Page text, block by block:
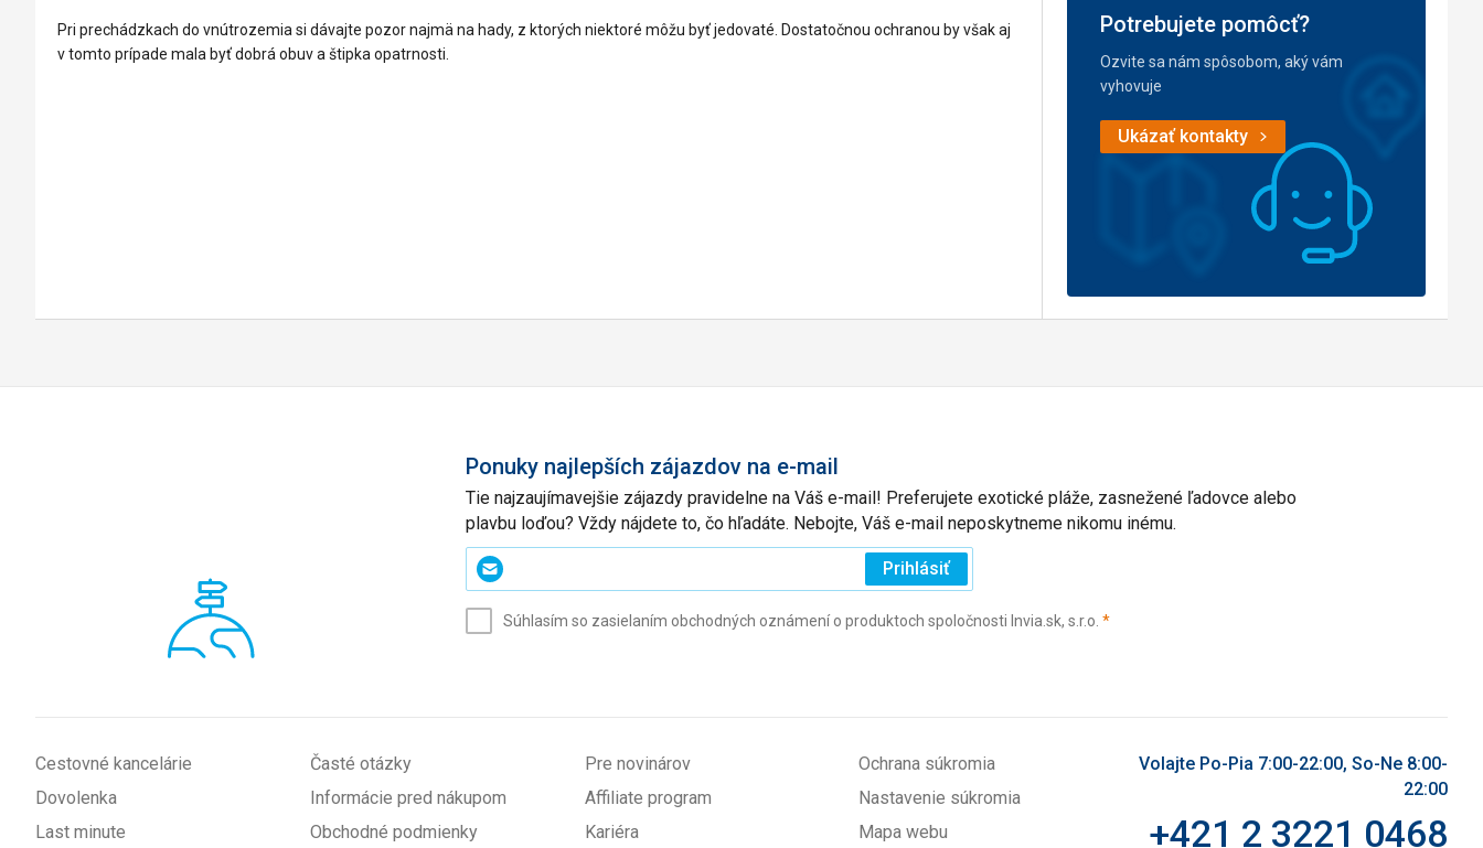
Pri prechádzkach do vnútrozemia si dávajte pozor najmä na hady, z ktorých niektoré môžu byť jedovaté. Dostatočnou ochranou by však aj
v tomto prípade mala byť dobrá obuv a štipka opatrnosti.
Potrebujete pomôcť?
Ozvite sa nám spôsobom, aký vám
vyhovuje
Ukázať kontakty
Ponuky najlepších zájazdov na e-mail
Tie najzaujímavejšie zájazdy pravidelne na Váš e-mail! Preferujete exotické pláže, zasnežené ľadovce alebo
plavbu loďou? Vždy nájdete to, čo hľadáte. Nebojte, Váš e-mail neposkytneme nikomu inému.
Zadajte
svoj
Prihlásiť
Súhlasím so zasielaním obchodných oznámení o produktoch spoločnosti Invia.sk, s.r.o. *(povinné)
Cestovné kancelárie
Dovolenka
Last minute
Časté otázky
Informácie pred nákupom
Obchodné podmienky
Pre novinárov
Affiliate program
Kariéra
Ochrana súkromia
Nastavenie súkromia
Mapa webu
Volajte Po-Pia 7:00-22:00, So-Ne 8:00-
22:00
+421 2 3221 0468